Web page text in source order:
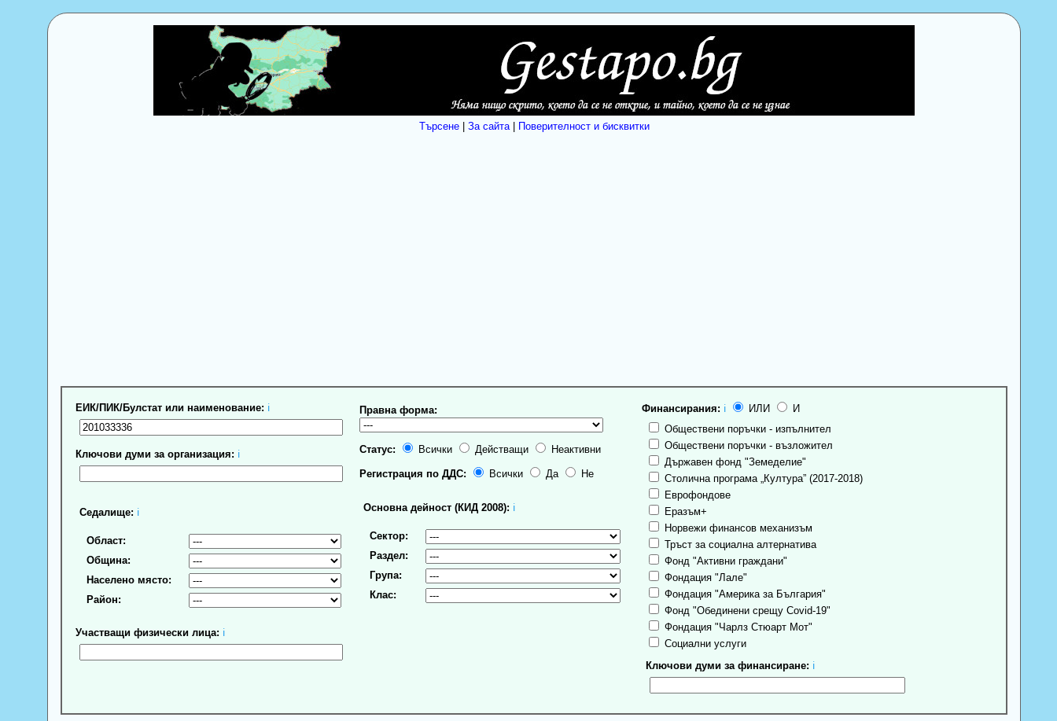
Търсене| За сайта| Поверителност и бисквитки
ЕИК/ПИК/Булстат или наименование: ℹ
Ключови думи за организация: ℹ
Седалище: ℹ
Област:
Община:
Населено място:
Район:
Участващи физически лица: ℹ
Правна форма:
Статус: Всички Действащи Неактивни
Регистрация по ДДС: Всички Да Не
Основна дейност (КИД 2008): ℹ
Сектор:
Раздел:
Група:
Клас:
Финансирания: ℹ ИЛИ
И
Обществени поръчки - изпълнител
Обществени поръчки - възложител
Държавен фонд "Земеделие"
Столична програма „Култура” (2017-2018)
Еврофондове
Еразъм+
Норвежи финансов механизъм
Тръст за социална алтернатива
Фонд "Активни граждани"
Фондация "Лале"
Фондация "Америка за България"
Фонд "Обединени срещу Covid-19"
Фондация "Чарлз Стюарт Мот"
Социални услуги
Ключови думи за финансиране: ℹ